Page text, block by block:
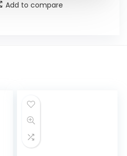
Add to compare